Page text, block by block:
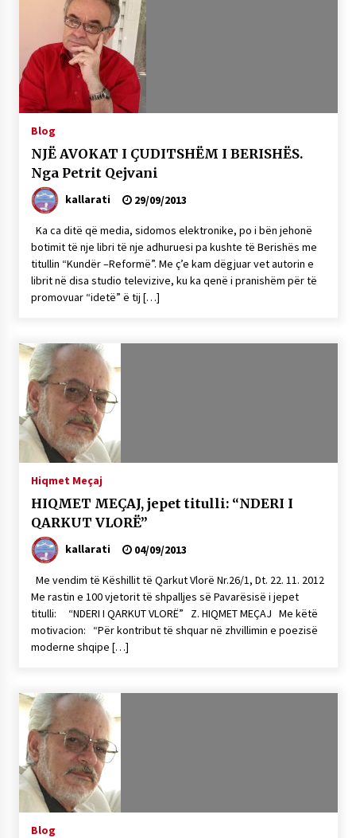
Blog
NJË AVOKAT I ÇUDITSHËM I BERISHËS.
Nga Petrit Qejvani
kallarati 29/09/2013
Ka ca ditë që media, sidomos elektronike, po i bën jehonë
botimit të nje libri të nje adhuruesi pa kushte të Berishës me
titullin “Kundër –Reformë”. Me ç’e kam dëgjuar vet autorin e
librit në disa studio televizive, ku ka qenë i pranishëm për të
promovuar “idetë” ë tij […]
Hiqmet Meçaj
HIQMET MEÇAJ, jepet titulli: “NDERI I
QARKUT VLORË”
kallarati 04/09/2013
Me vendim të Këshillit të Qarkut Vlorë Nr.26/1, Dt. 22. 11. 2012
Me rastin e 100 vjetorit të shpalljes së Pavarësisë i jepet
titulli: “NDERI I QARKUT VLORË” Z. HIQMET MEÇAJ Me këtë
motivacion: “Për kontribut të shquar në zhvillimin e poezisë
moderne shqipe […]
Blog